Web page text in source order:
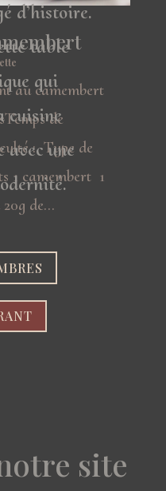
d’histoire.
table
qui
cuisine
une
au camembert
de
: Type de
1 camembert 1
de...
site